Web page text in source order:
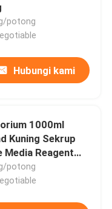
potong
Hubungi kami
1000ml
Kuning Sekrup
Media Reagent
potong